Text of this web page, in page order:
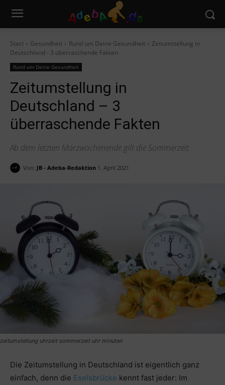
Start Gesundheit Rund um Deine Gesundheit
Zeitumstellung in
Deutschland - 3 überraschende Fakten
Rund um Deine Gesundheit
Zeitumstellung in
Deutschland – 3
überraschende Fakten
Ab dem letzten Märzwochenende gilt die Sommerzeit
Von: JB - Adeba-Redaktion 1. April 2021
zeitumstellung uhrzeit sommerzeit uhr minuten
Die Zeitumstellung in Deutschland ist eigentlich ganz
einfach, denn die Eselsbrücke kennt fast jeder: Im